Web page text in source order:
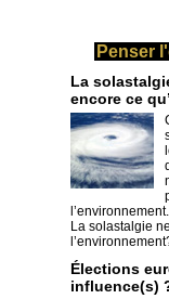
Penser
La
encore ce
La solastalgie
​Élections
influence(s)